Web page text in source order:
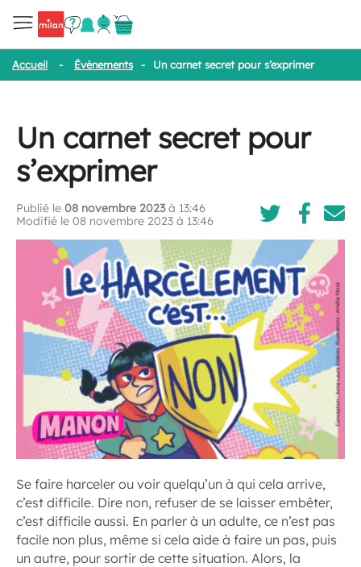
Accueil - Évènements - Un carnet secret pour s’exprimer
Un carnet secret pour
s’exprimer
Publié le 08 novembre 2023à 13:46
Modifié le 08 novembre 2023 à 13:46
Se faire harceler ou voir quelqu’un à qui cela arrive,
c’est difficile. Dire non, refuser de se laisser embêter,
c’est difficile aussi. En parler à un adulte, ce n’est pas
facile non plus, même si cela aide à faire un pas, puis
un autre, pour sortir de cette situation. Alors, la